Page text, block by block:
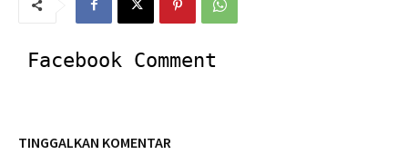
Facebook Comment
TINGGALKAN KOMENTAR